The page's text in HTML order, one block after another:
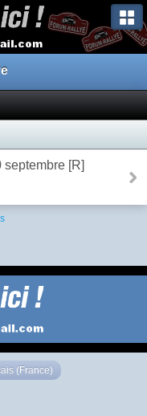
[R]
(France)